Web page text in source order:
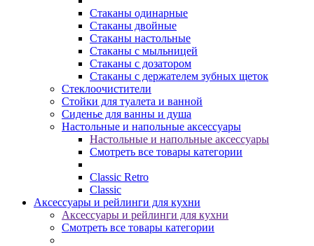
Стаканы одинарные
Стаканы двойные
Стаканы настольные
Стаканы с мыльницей
Стаканы с дозатором
Стаканы с держателем зубных щеток
Стеклоочистители
Стойки для туалета и ванной
Сиденье для ванны и душа
Настольные и напольные аксессуары
Настольные и напольные аксессуары
Смотреть все товары категории
Classic Retro
Classic
Аксессуары и рейлинги для кухни
Аксессуары и рейлинги для кухни
Смотреть все товары категории